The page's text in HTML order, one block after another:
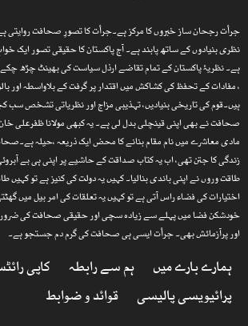
جرأت رجحان ساز خبروں کا مرکز ہے۔جرأت کا تصورِ صحافت روایتی ہے
نظری بنیادوں کے ساتھ پابند ہے۔ آج پاکستان کا حقیقی تصور ایک
ہے۔ نظریۂ پاکستان کے تمام تقاضے ارذل سیاست کی بھینٹ چڑھ
، مفادات کے تحفظ کی کشاکش میں اقتدار پر گرفت کے بلاواسطہ اور
ہیں۔قوم کی تاریخی بنیادیں، تہذیبی مزاج اور نظریاتی تشخص سب
صحافت نے بھی اپنی قینچلی بدل لی ہے۔ یہ کبھی مولانا ظفرعلی
مادی معاشرے میں نام مقام بنانے کا محض ایک ذریعہ ،حیلہ
زندگی کا جتن تھی، اب یہ کتاب صداقت کے حاشیے پر اپنی ہی بے
طاقت وروں نے اپنی باندی بنالیا۔ کہیں یہ دولت کی کنیز ہے تو
اختیارات کی فضاء راس آتی ہے تو کہیں یہ تعلقات کی امر بیل میں
خودشکن فضا میں پہلے سے زیادہ سچی اور حقیقی صحافت کی
اور پرآزمائش بھی۔ جرأت ایسی ہی صحافت کی گرم دم جستجو ہے۔
ہمارے بارے میں ہم سے رابطہ
کاپی
پرائیویسی پالیسی
قوائد و ضوابط